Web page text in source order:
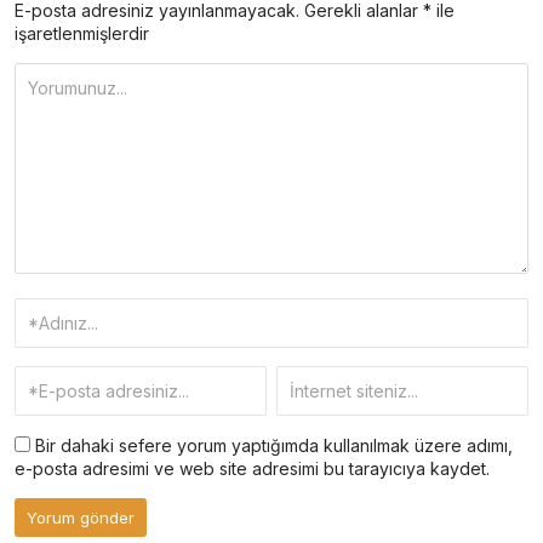
E-posta adresiniz yayınlanmayacak. Gerekli alanlar * ile
işaretlenmişlerdir
Bir dahaki sefere yorum yaptığımda kullanılmak üzere adımı,
e-posta adresimi ve web site adresimi bu tarayıcıya kaydet.